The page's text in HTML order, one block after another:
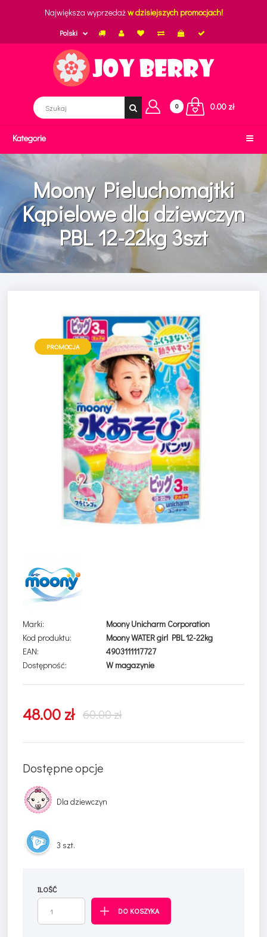
Największa wyprzedażw dzisiejszych promocjach!
Polski
0 0.00 zł
Kategorie
Moony Pieluchomajtki
Kąpielowe dla dziewczyn
PBL 12-22kg 3szt
PROMOCJA
Marki:
Moony Unicharm Corporation
Kod produktu:
Moony WATER girl PBL 12-22kg
EAN:
4903111117727
Dostępność:
W magazynie
48.00 zł 60.00 zł
Dostępne opcje
Dla dziewczyn
3 szt.
ILOŚĆ